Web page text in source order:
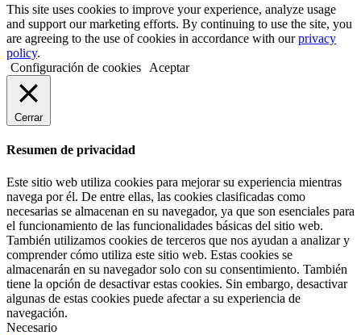
This site uses cookies to improve your experience, analyze usage
and support our marketing efforts. By continuing to use the site, you
are agreeing to the use of cookies in accordance with ourprivacy
policy.
Configuración de cookies
Aceptar
Cerrar
Resumen de privacidad
Este sitio web utiliza cookies para mejorar su experiencia mientras
navega por él. De entre ellas, las cookies clasificadas como
necesarias se almacenan en su navegador, ya que son esenciales para
el funcionamiento de las funcionalidades básicas del sitio web.
También utilizamos cookies de terceros que nos ayudan a analizar y
comprender cómo utiliza este sitio web. Estas cookies se
almacenarán en su navegador solo con su consentimiento. También
tiene la opción de desactivar estas cookies. Sin embargo, desactivar
algunas de estas cookies puede afectar a su experiencia de
navegación.
Necesario